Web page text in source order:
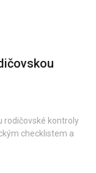
rodičovské kontroly
checklistem a